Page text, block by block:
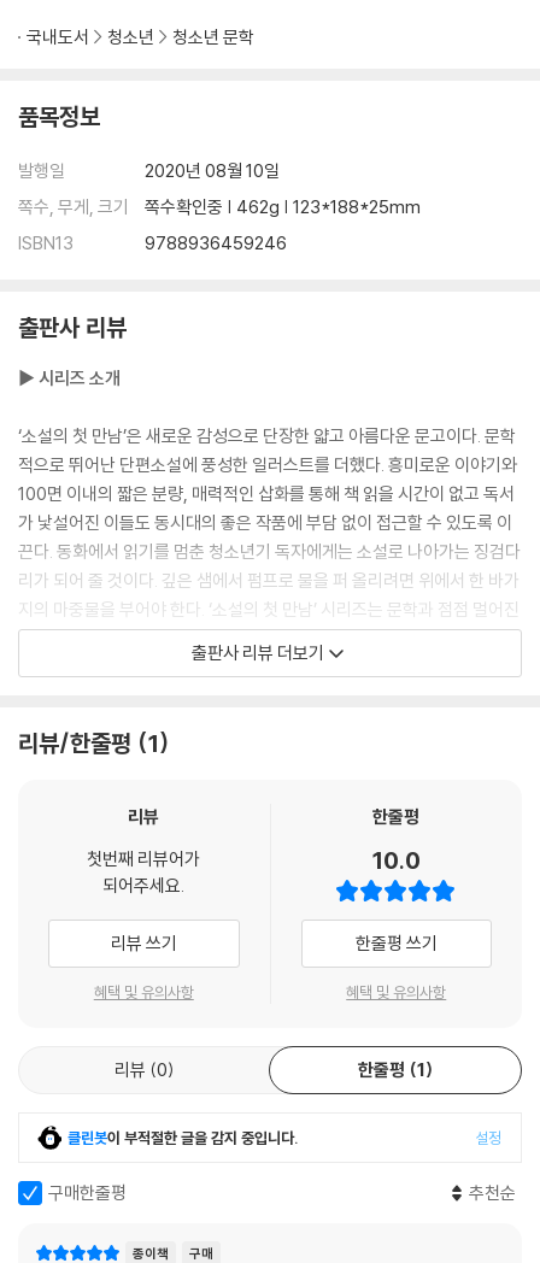
국내도서 청소년 청소년 문학
품목정보
발행일
2020년 08월 10일
쪽수, 무게, 크기
쪽수확인중 | 462g | 123*188*25mm
ISBN13
9788936459246
출판사 리뷰
▶ 시리즈 소개
‘소설의 첫 만남’은 새로운 감성으로 단장한 얇고 아름다운 문고이다. 문학
적으로 뛰어난 단편소설에 풍성한 일러스트를 더했다. 흥미로운 이야기와
100면 이내의 짧은 분량, 매력적인 삽화를 통해 책 읽을 시간이 없고 독서
가 낯설어진 이들도 동시대의 좋은 작품에 부담 없이 접근할 수 있도록 이
끈다. 동화에서 읽기를 멈춘 청소년기 독자에게는 소설로 나아가는 징검다
리가 되어 줄 것이다. 깊은 샘에서 펌프로 물을 퍼 올리려면 위에서 한 바가
지의 마중물을 부어야 한다. ‘소설의 첫 만남’ 시리즈는 문학과 점점 멀어진
이들이 다시 책과 가까워질 수 있게끔 돕는 마중물 역할을 하면서 우리의
독서 문화에 신선한 활력을 불어넣을 것이다.
▶ 각 권 소개
소설의 첫 만남 16 - 눈꺼풀
(윤성희 소설, 남수 그림)
정신을 차려 보니 병실 침대에 누워 있다는 걸 깨닫는다. 병간호를 하러 오
는 아빠, 엄마, 누나에게서 여러 이야기를 들으며 소중했던 기억들을 하나
둘 떠올리는데…….
소설의 첫 만남 17 - 개를 보내다
(표명희 소설, 진소 그림)
트 베란다에서 쓸쓸히 지내던 진주에게 진서는 점점 마음이 쓰인다. 마음
의 문을 닫고 게임에만 몰두하던 진서는 진주를 보살피며 외로운 날들을
이겨 낸다. 하지만 어느덧 열세 살이 된 개 진주는 건강하던 모습을 잃고 야
위어 가는데……. 동생이자 친구였던, 나의 작은 개 이야기.
소설의 첫 만남 18 - 멍세핀
제나 태영의 편을 들어 주는 건 엄마가 아닌 멍세핀. 그러던 어느 날 멍세핀
출판사 리뷰 더보기
리뷰/한줄평 1
리뷰
첫번째 리뷰어가
되어주세요.
리뷰 쓰기
혜택 및 유의사항
한줄평
10.0
한줄평 쓰기
혜택 및 유의사항
리뷰 0 한줄평 1
클린봇이 부적절한 글을 감지 중입니다. 설정
구매한줄평 추천순
종이책 구매